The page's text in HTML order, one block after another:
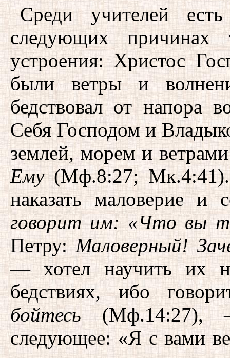
Среди учителей
следующих
устроения: Христос
были ветры и
бедствовал от напора
Себя Господом и
землей, морем и
Ему(Мф.8:27; Мк.4:41).
наказать маловерие
говорит им: «Что вы
Петру:Маловерный!
— хотел научить их
бедствиях, ибо
бойтесь(Мф.14:27),
следующее: «Я с вами